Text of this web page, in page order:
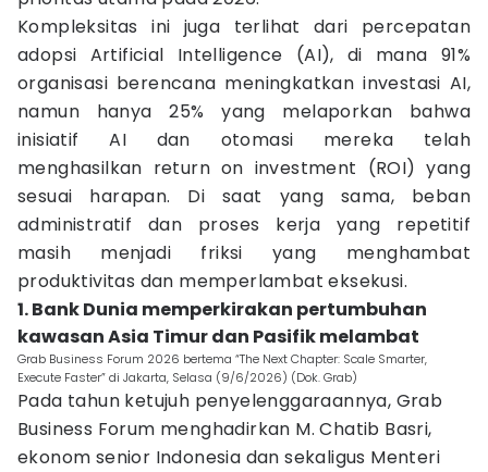
Kompleksitas ini juga terlihat dari percepatan
adopsi Artificial Intelligence (AI), di mana 91%
organisasi berencana meningkatkan investasi AI,
namun hanya 25% yang melaporkan bahwa
inisiatif AI dan otomasi mereka telah
menghasilkan return on investment (ROI) yang
sesuai harapan. Di saat yang sama, beban
administratif dan proses kerja yang repetitif
masih menjadi friksi yang menghambat
produktivitas dan memperlambat eksekusi.
1. Bank Dunia memperkirakan pertumbuhan
kawasan Asia Timur dan Pasifik melambat
Grab Business Forum 2026 bertema “The Next Chapter: Scale Smarter,
Execute Faster” di Jakarta, Selasa (9/6/2026) (Dok. Grab)
Pada tahun ketujuh penyelenggaraannya, Grab
Business Forum menghadirkan M. Chatib Basri,
ekonom senior Indonesia dan sekaligus Menteri